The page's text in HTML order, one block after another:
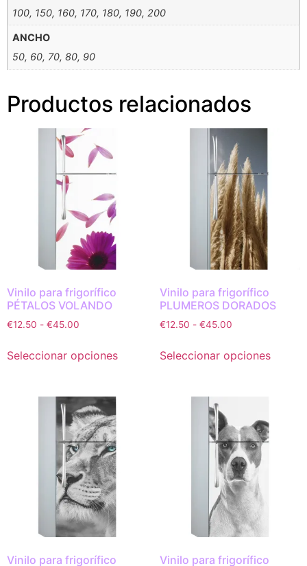
100, 150, 160, 170, 180, 190, 200
ANCHO
50, 60, 70, 80, 90
Productos relacionados
Vinilo para frigorífico
PÉTALOS VOLANDO
€12.50 - €45.00
Seleccionar opciones
Vinilo para frigorífico
PLUMEROS DORADOS
€12.50 - €45.00
Seleccionar opciones
Vinilo para frigorífico
Vinilo para frigorífico